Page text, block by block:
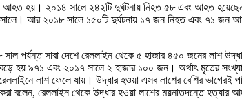
আহত হয়। ২০১৪ সালে ২৪২টি দুর্ঘটনায় নিহত ৫৮ এবং আহত
২০১৮ সালে ১৫০টি দুর্ঘটনায় ১৭ জন নিহত এবং ৭১ জন
পর্যন্ত সারা দেশে রেললাইন থেকে ৫ হাজার ৪৫০ জনের লাশ
হয় ৯৭১ এবং ২০১৭ সালে ২ হাজার ১০০ জন। অর্থাৎ মৃতের
লাশ ফেলে যায়। উদ্ধার হওয়া এসব লাশের বেশির ভাগেরই
বলেন, রেললাইন থেকে উদ্ধার হওয়া লাশের ময়নাতদন্তে